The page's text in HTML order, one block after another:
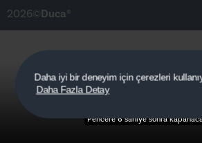
Daha iyi bir deneyim için çerezleri
Daha Fazla Detay
2026© Duca®
Pencere 5 saniye sonra